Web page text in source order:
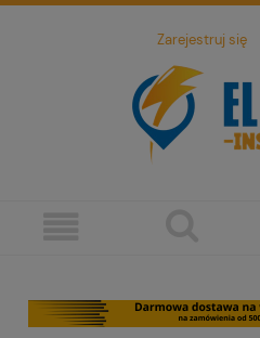
Zarejestruj się